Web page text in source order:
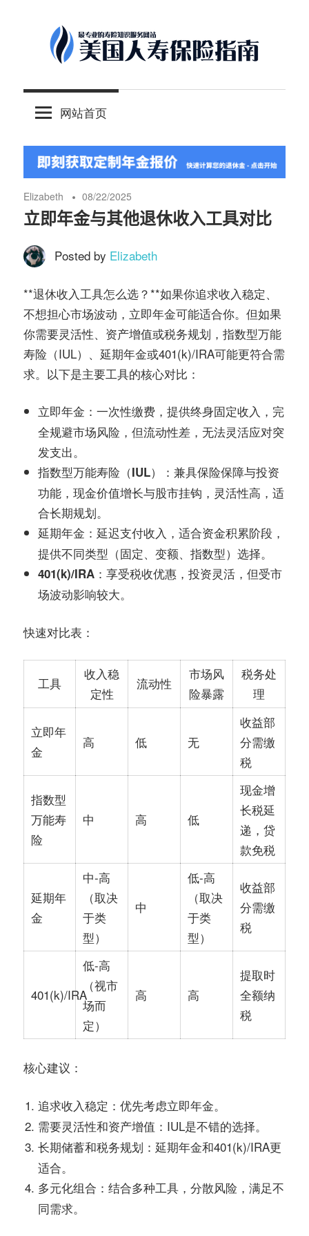
content
美
人
寿
保
险
指
©️
最
国
保
理
财
服
务
社
区
网站首页
Elizabeth 08/22/2025
立即年金与其他退休收入工具对比
Posted by Elizabeth
**退休收入工具怎么选？**如果你追求收入稳定、
不想担心市场波动，立即年金可能适合你。但如果
你需要灵活性、资产增值或税务规划，指数型万能
寿险（IUL）、延期年金或401(k)/IRA可能更符合需
求。以下是主要工具的核心对比：
立即年金 ：一次性缴费，提供终身固定收入，完
全规避市场风险，但流动性差，无法灵活应对突
发支出。
指数型万能寿险（IUL）
：兼具保险保障与投资
功能，现金价值增长与股市挂钩，灵活性高，适
合长期规划。
延期年金 ：延迟支付收入，适合资金积累阶段，
提供不同类型（固定、变额、指数型）选择。
401(k)/IRA ：享受税收优惠，投资灵活，但受市
场波动影响较大。
快速对比表：
工具
收入稳
定性
流动性
市场风
险暴露
税务处
理
立即年
金
高 低 无
收益部
分需缴
税
指数型
万能寿
险
中 高 低
现金增
长税延
递，贷
款免税
延期年
金
中-高
（取决
于类
型）
中
低-高
（取决
于类
型）
收益部
分需缴
税
401(k)/IRA
低-高
（视市
场而
定）
高 高
提取时
全额纳
税
核心建议 ：
追求收入稳定 ：优先考虑立即年金。
需要灵活性和资产增值 ：IUL是不错的选择。
长期储蓄和税务规划 ：延期年金和401(k)/IRA更
适合。
多元化组合 ：结合多种工具，分散风险，满足不
同需求。